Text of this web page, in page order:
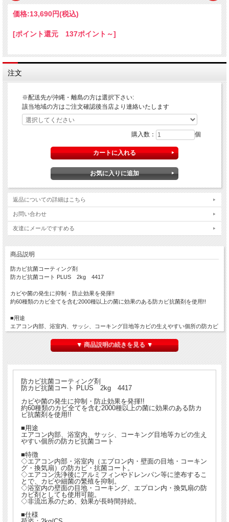
価格:13,690円(税込)
[ポイント還元 137ポイント～]
注文
※配送先が沖縄・離島の方は選択下さい:
該当地域の方はご注文確認後当店より連絡いたします
購入数： 個
返品についての詳細はこちら
お問い合わせ
友達にメールですすめる
商品説明
防カビ抗菌コーティング剤
防カビ抗菌コート PLUS 2kg 4417
カビや菌の発生に抑制・防止効果を発揮!!
約60種類のカビ全てを含む2000種以上の菌に効果のある防カビ抗菌剤を使用!!
■用途
エアコン内部、浴室内、サッシ、コーキング目地等カビの生えやすい個所の防カビ
抗菌コート
■特徴
◇エアコン内部・浴室内（エプロン内・壁面の目地・コーキング・換気扇）の防カ
繁殖を抑制。
◇浴室内の壁面の目地・コーキング、エプロン内・換気扇の防カビ剤としても使用
可能。
◇非流出系のため、効果が長時間持続。
荷姿：2kg/CS
外観：液体・弱アルカリ性
製品コード：4417
JANコード：4979782044174
■備考
※メーカー直送品のため代金引換がご利用いただけません。
▼ 商品説明の続きを見る ▼
防カビ抗菌コーティング剤
防カビ抗菌コート PLUS 2kg 4417
カビや菌の発生に抑制・防止効果を発揮!!
約60種類のカビ全てを含む2000種以上の菌に効果のある防カ
ビ抗菌剤を使用!!
■用途
エアコン内部、浴室内、サッシ、コーキング目地等カビの生え
やすい個所の防カビ抗菌コート
■特徴
◇エアコン内部・浴室内（エプロン内・壁面の目地・コーキン
グ・換気扇）の防カビ・抗菌コート。
◇エアコン洗浄後にアルミフィンやドレンパン等に塗布するこ
とで、カビや細菌の繁殖を抑制。
◇浴室内の壁面の目地・コーキング、エプロン内・換気扇の防
カビ剤としても使用可能。
◇非流出系のため、効果が長時間持続。
■仕様